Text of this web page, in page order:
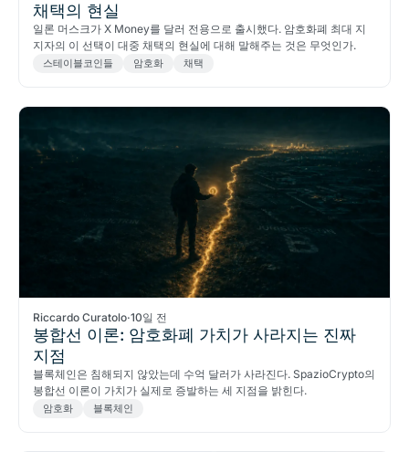
채택의 현실
일론 머스크가 X Money를 달러 전용으로 출시했다. 암호화폐 최대 지
지자의 이 선택이 대중 채택의 현실에 대해 말해주는 것은 무엇인가.
스테이블코인들 암호화 채택
Riccardo Curatolo·10일 전
봉합선 이론: 암호화폐 가치가 사라지는 진짜
지점
블록체인은 침해되지 않았는데 수억 달러가 사라진다. SpazioCrypto의
봉합선 이론이 가치가 실제로 증발하는 세 지점을 밝힌다.
암호화 블록체인